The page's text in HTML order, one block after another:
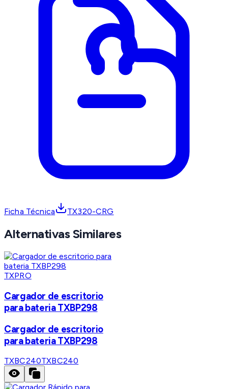
Ficha Técnica TX320-CRG
Alternativas Similares
TXPRO
Cargador de escritorio
para bateria TXBP298
Cargador de escritorio
para bateria TXBP298
TXBC240TXBC240